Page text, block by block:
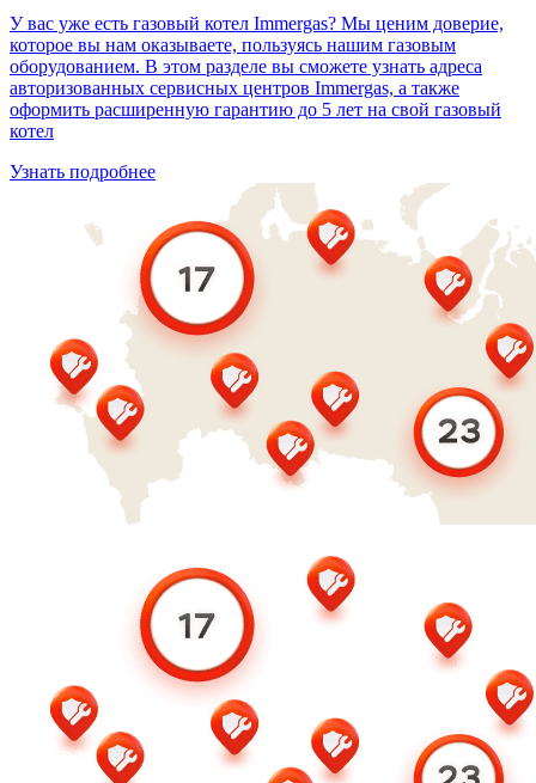
У вас уже есть газовый котел Immergas? Мы ценим доверие,
которое вы нам оказываете, пользуясь нашим газовым
оборудованием. В этом разделе вы сможете узнать адреса
авторизованных сервисных центров Immergas, а также
оформить расширенную гарантию до 5 лет на свой газовый
котел
Узнать подробнее